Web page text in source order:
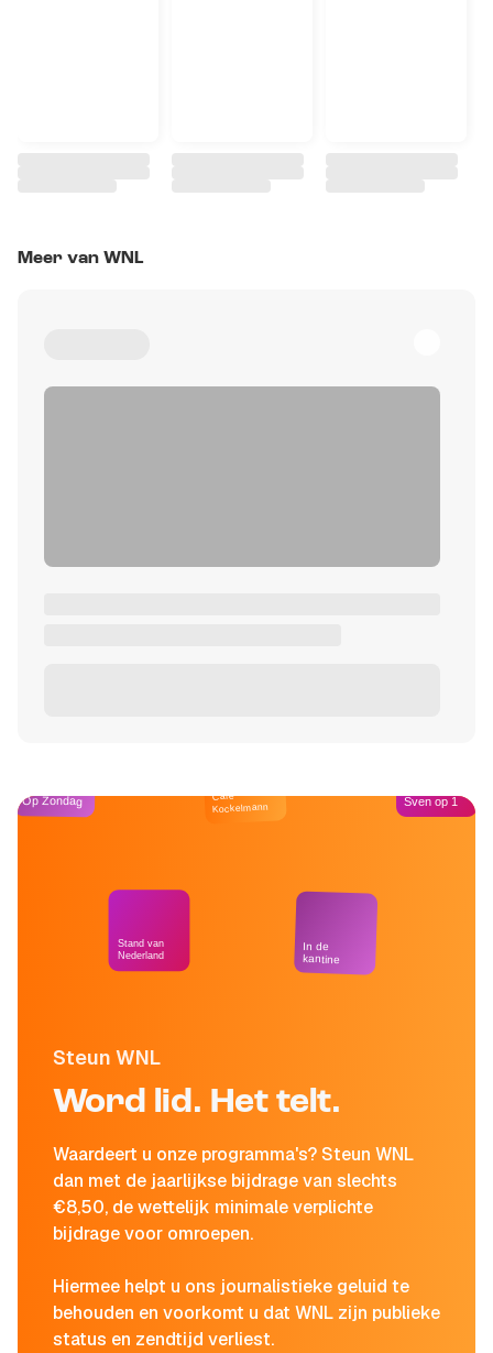
Meer van WNL
Steun WNL
Word lid. Het telt.
Waardeert u onze programma's? Steun WNL
dan met de jaarlijkse bijdrage van slechts
€8,50, de wettelijk minimale verplichte
bijdrage voor omroepen.
Hiermee helpt u ons journalistieke geluid te
behouden en voorkomt u dat WNL zijn publieke
status en zendtijd verliest.
Op Zondag
Stand van
Nederland
Café
Kockelmann
In de
kantine
Sven op 1